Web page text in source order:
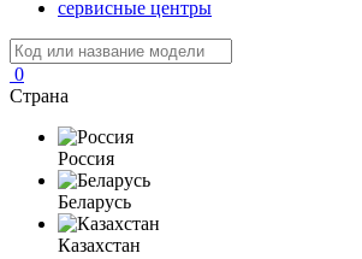
сервисные центры
0
Страна
Россия
Беларусь
Казахстан